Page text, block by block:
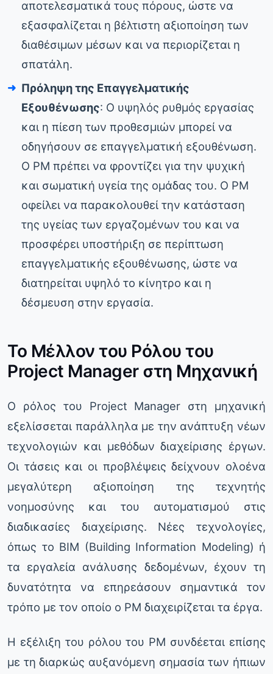
αποτελεσματικά τους πόρους, ώστε να
εξασφαλίζεται η βέλτιστη αξιοποίηση των
διαθέσιμων μέσων και να περιορίζεται η
σπατάλη.
Πρόληψη της Επαγγελματικής
Εξουθένωσης: Ο υψηλός ρυθμός εργασίας
και η πίεση των προθεσμιών μπορεί να
οδηγήσουν σε επαγγελματική εξουθένωση.
Ο PM πρέπει να φροντίζει για την ψυχική
και σωματική υγεία της ομάδας του. Ο PM
οφείλει να παρακολουθεί την κατάσταση
της υγείας των εργαζομένων του και να
προσφέρει υποστήριξη σε περίπτωση
επαγγελματικής εξουθένωσης, ώστε να
διατηρείται υψηλό το κίνητρο και η
δέσμευση στην εργασία.
Το Μέλλον του Ρόλου του
Project Manager στη Μηχανική
Ο ρόλος του Project Manager στη μηχανική
εξελίσσεται παράλληλα με την ανάπτυξη νέων
τεχνολογιών και μεθόδων διαχείρισης έργων.
Οι τάσεις και οι προβλέψεις δείχνουν ολοένα
μεγαλύτερη αξιοποίηση της τεχνητής
νοημοσύνης και του αυτοματισμού στις
διαδικασίες διαχείρισης. Νέες τεχνολογίες,
όπως το BIM (Building Information Modeling) ή
τα εργαλεία ανάλυσης δεδομένων, έχουν τη
δυνατότητα να επηρεάσουν σημαντικά τον
τρόπο με τον οποίο ο PM διαχειρίζεται τα έργα.
Η εξέλιξη του ρόλου του PM συνδέεται επίσης
με τη διαρκώς αυξανόμενη σημασία των ήπιων